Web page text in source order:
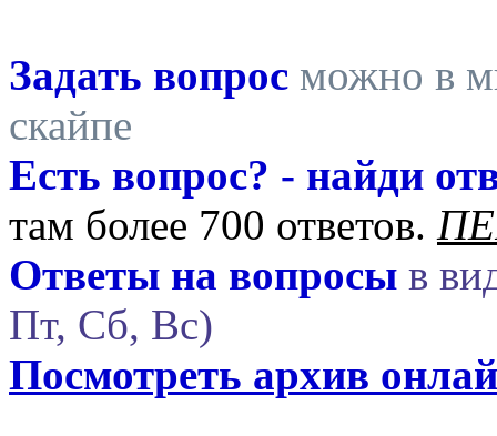
Задать вопрос можно в
скайпе
Есть вопрос? - найди
там более 700 ответов.
Ответы на вопросы в
Пт, Сб, Вс)
Посмотреть архив